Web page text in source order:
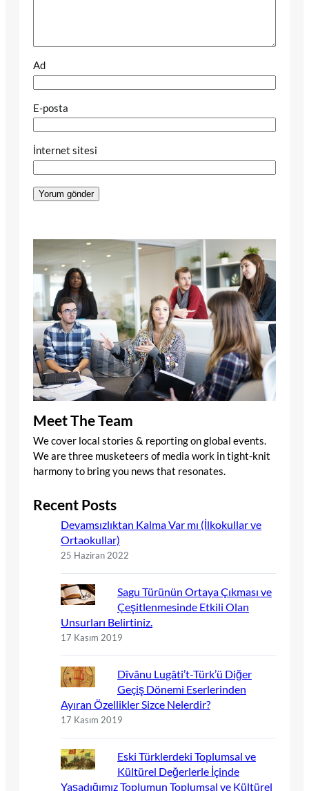
Ad
E-posta
İnternet sitesi
Meet The Team
We cover local stories & reporting on global events.
We are three musketeers of media work in tight-knit
harmony to bring you news that resonates.
Recent Posts
Devamsızlıktan Kalma Var mı (İlkokullar ve
Ortaokullar)
25 Haziran 2022
Sagu Türünün Ortaya Çıkması ve
Çeşitlenmesinde Etkili Olan
Unsurları Belirtiniz.
17 Kasım 2019
Dîvânu Lugâti’t-Türk’ü Diğer
Geçiş Dönemi Eserlerinden
Ayıran Özellikler Sizce Nelerdir?
17 Kasım 2019
Eski Türklerdeki Toplumsal ve
Kültürel Değerlerle İçinde
Yaşadığımız Toplumun Toplumsal ve Kültürel